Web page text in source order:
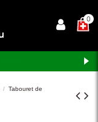
×0
Tabouret de